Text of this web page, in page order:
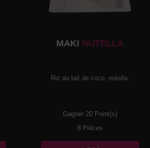
MAKI NUTELLA
Riz au lait de coco, nutella.
Gagner 20 Point(s)
8 Pièces